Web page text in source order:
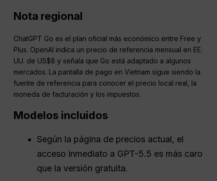
Nota regional
ChatGPT Go es el plan oficial más económico entre Free y
Plus. OpenAI indica un precio de referencia mensual en EE.
UU. de US$8 y señala que Go está adaptado a algunos
mercados. La pantalla de pago en Vietnam sigue siendo la
fuente de referencia para conocer el precio local real, la
moneda de facturación y los impuestos.
Modelos incluidos
Según la página de precios actual, el
acceso inmediato a GPT-5.5 es más caro
que la versión gratuita.